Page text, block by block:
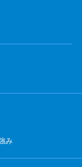
み